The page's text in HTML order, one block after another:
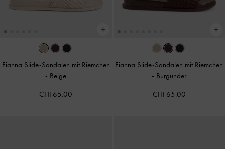
Fianna Slide-Sandalen mit Riemchen
- Beige
CHF65.00
Fianna Slide-Sandalen mit Riemchen
- Burgunder
CHF65.00